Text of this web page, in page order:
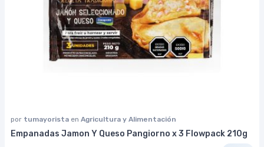
por tumayorista en Agricultura y Alimentación
Empanadas Jamon Y Queso Pangiorno x 3 Flowpack 210g